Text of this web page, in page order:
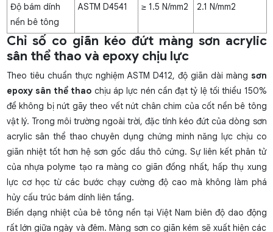
Độ bám dính
nền bê tông
ASTM D4541 ≥ 1.5 N/mm2 2.1 N/mm2
Chỉ số co giãn kéo đứt màng sơn acrylic
sân thể thao và epoxy chịu lực
Theo tiêu chuẩn thực nghiệm ASTM D412, độ giãn dài màng sơn
epoxy sân thể thao chịu áp lực nén cần đạt tỷ lệ tối thiểu 150%
để không bị nứt gãy theo vết nứt chân chim của cốt nền bê tông
vật lý. Trong môi trường ngoài trời, đặc tính kéo đứt của dòng sơn
acrylic sân thể thao chuyên dụng chứng minh năng lực chịu co
giãn nhiệt tốt hơn hệ sơn gốc dầu thô cứng. Sự liên kết phân tử
của nhựa polyme tạo ra màng co giãn đồng nhất, hấp thụ xung
lực cơ học từ các bước chạy cường độ cao mà không làm phá
hủy cấu trúc bám dính liên tầng.
Biến dạng nhiệt của bê tông nền tại Việt Nam biên độ dao động
rất lớn giữa ngày và đêm. Màng sơn co giãn kém sẽ xuất hiện các